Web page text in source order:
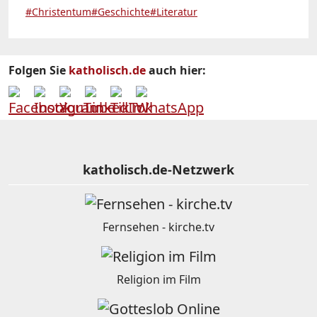
#Christentum#Geschichte#Literatur
Folgen Sie katholisch.deauch hier:
katholisch.de-Netzwerk
Fernsehen - kirche.tv
Religion im Film